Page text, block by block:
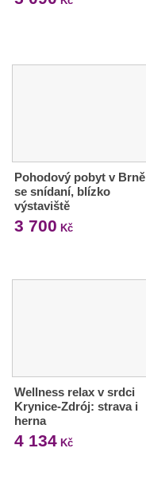
Pohodový pobyt v Brně
se snídaní, blízko
výstaviště
3 700 Kč
Wellness relax v srdci
Krynice-Zdrój: strava i
herna
4 134 Kč